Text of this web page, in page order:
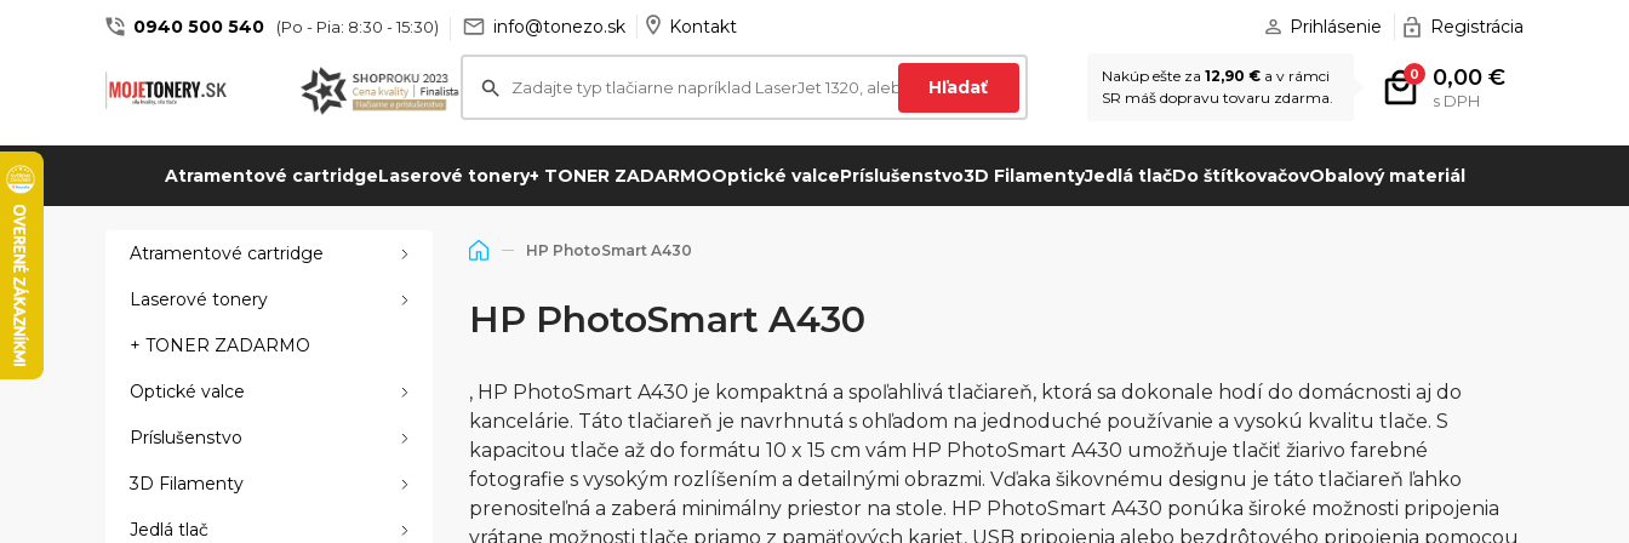
0940 500 540 (Po - Pia: 8:30 - 15:30) info@tonezo.sk Kontakt Prihlásenie Registrácia
Hľadať
0 0,00 €
s DPH
Nakúp ešte za 12,90 € a v rámci
SR máš dopravu tovaru zdarma.
Atramentové cartridgeLaserové tonery+ TONER ZADARMOOptické valcePríslušenstvo3D FilamentyJedlá tlačDo štítkovačovObalový materiál
Atramentové cartridge
Laserové tonery
+ TONER ZADARMO
Optické valce
Príslušenstvo
3D Filamenty
Jedlá tlač
HP PhotoSmart A430
HP PhotoSmart A430
, HP PhotoSmart A430 je kompaktná a spoľahlivá tlačiareň, ktorá sa dokonale hodí do domácnosti aj do
kancelárie. Táto tlačiareň je navrhnutá s ohľadom na jednoduché používanie a vysokú kvalitu tlače. S
kapacitou tlače až do formátu 10 x 15 cm vám HP PhotoSmart A430 umožňuje tlačiť žiarivo farebné
fotografie s vysokým rozlíšením a detailnými obrazmi. Vďaka šikovnému designu je táto tlačiareň ľahko
prenositeľná a zaberá minimálny priestor na stole. HP PhotoSmart A430 ponúka široké možnosti pripojenia
vrátane možnosti tlače priamo z pamäťových kariet, USB pripojenia alebo bezdrôtového pripojenia pomocou